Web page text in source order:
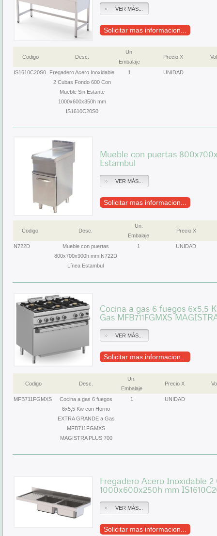
VER MÁS...
Solicitar mas informacion...
Codigo Desc.
Un.
Embalaje
Precio X
IS1610C20S0
Fregadero Acero Inoxidable
2 Cubas Fondo 600 Con
Mueble Sin Estante
1000x600x850h mm
IS1610C20S0
1 UNIDAD
Mueble con puertas
Estambul
VER MÁS...
Solicitar mas informacion...
Codigo Desc.
Un.
Embalaje
Precio X
N722D
Mueble con puertas
800x700x900h mm N722D
Línea Estambul
1 UNIDAD
Cocina a gas 6 fuegos 6x5,5
Gas MFB711FGMXS
VER MÁS...
Solicitar mas informacion...
Codigo Desc.
Un.
Embalaje
Precio X
MFB711FGMXS
Cocina a gas 6 fuegos
6x5,5 Kw con Horno
EXTRA GRANDE a Gas
MFB711FGMXS
MAGISTRA PLUS 700
1 UNIDAD
Fregadero Acero Inoxidable
1000x600x250h mm
VER MÁS...
Solicitar mas informacion...